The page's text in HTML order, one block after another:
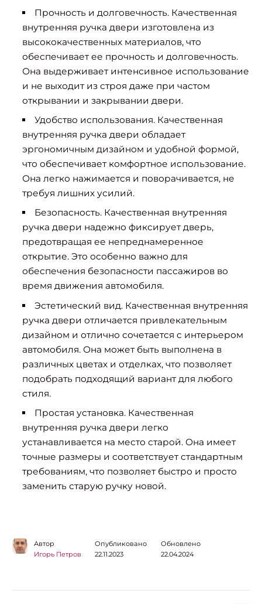
Прочность и долговечность. Качественная
внутренняя ручка двери изготовлена из
высококачественных материалов, что
обеспечивает ее прочность и долговечность.
Она выдерживает интенсивное использование
и не выходит из строя даже при частом
открывании и закрывании двери.
Удобство использования. Качественная
внутренняя ручка двери обладает
эргономичным дизайном и удобной формой,
что обеспечивает комфортное использование.
Она легко нажимается и поворачивается, не
требуя лишних усилий.
Безопасность. Качественная внутренняя
ручка двери надежно фиксирует дверь,
предотвращая ее непреднамеренное
открытие. Это особенно важно для
обеспечения безопасности пассажиров во
время движения автомобиля.
Эстетический вид. Качественная внутренняя
ручка двери отличается привлекательным
дизайном и отлично сочетается с интерьером
автомобиля. Она может быть выполнена в
различных цветах и отделках, что позволяет
подобрать подходящий вариант для любого
стиля.
Простая установка. Качественная
внутренняя ручка двери легко
устанавливается на место старой. Она имеет
точные размеры и соответствует стандартным
требованиям, что позволяет быстро и просто
заменить старую ручку новой.
Автор
Игорь Петров
Опубликовано
22.11.2023
Обновлено
22.04.2024